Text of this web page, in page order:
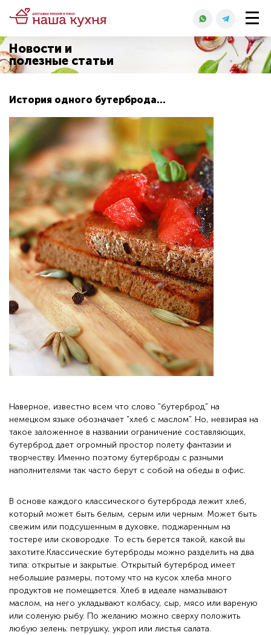
Новости и
полезные статьи
История одного бутерброда…
Наверное, известно всем что слово "бутерброд" на
немецком языке обозначает "хлеб с маслом". Но, невзирая на
такое заложенное в названии ограничение составляющих,
бутерброд дает огромный простор полету фантазии и
творчеству. Именно поэтому бутерброды с разными
наполнителями так часто берут с собой на обеды в офис.
В основе каждого классического бутерброда лежит хлеб,
который может быть белым, серым или черным. Может быть
свежим или подсушенным в духовке, поджаренным на
тостере или сковородке. То есть берется такой, какой вы
захотите.Классические бутерброды можно разделить на два
типа: открытые и закрытые. Открытый бутерброд имеет
небольшие размеры, потому что на кусок хлеба много
продуктов не помещается. Хлеб в идеале намазывают
маслом, на него укладывают колбасу, сыр, мясо или вареную
или соленую рыбу. По желанию можно сверху положить
любую зелень: петрушку, укроп или листья салата.